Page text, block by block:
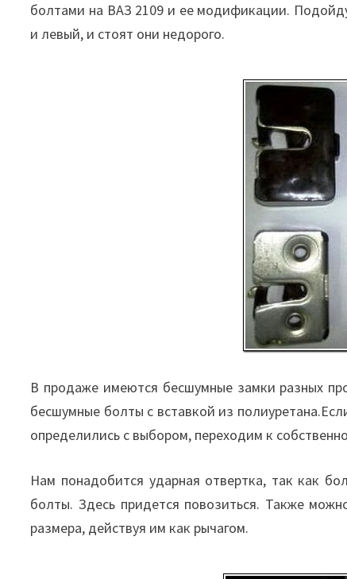
болтами на ВАЗ 2109 и ее модификации.
и левый, и стоят они недорого.
В продаже имеются бесшумные замки разных
бесшумные болты с вставкой из
определились с выбором, переходим к
Нам понадобится ударная отвертка, так как
болты. Здесь придется повозиться. Также
размера, действуя им как рычагом.